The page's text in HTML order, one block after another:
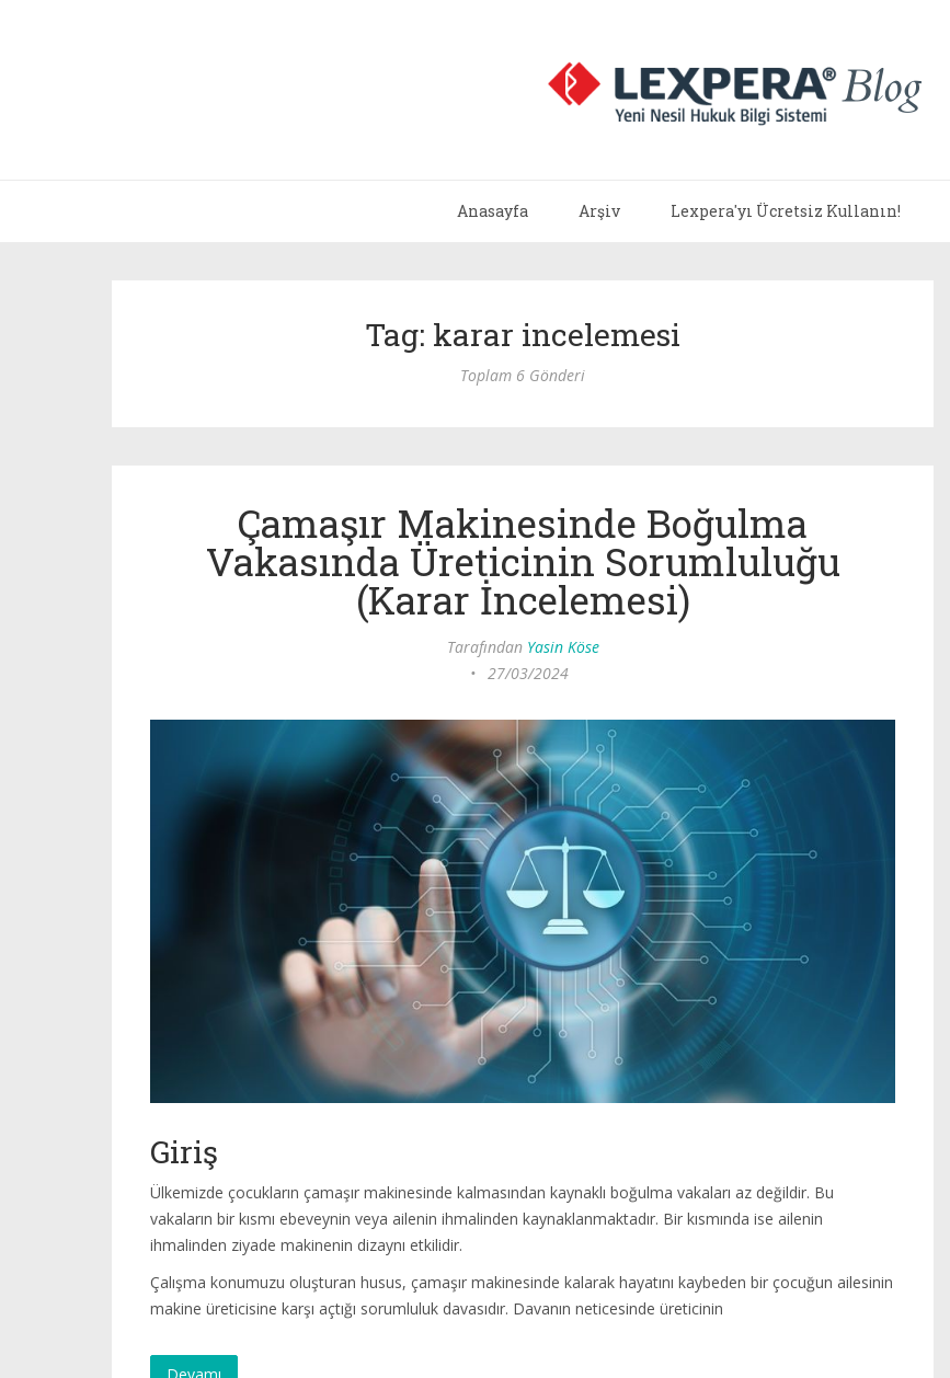
Anasayfa Arşiv Lexpera'yı Ücretsiz Kullanın!
Tag: karar incelemesi
Toplam 6 Gönderi
Çamaşır Makinesinde Boğulma
Vakasında Üreticinin Sorumluluğu
(Karar İncelemesi)
Tarafından Yasin Köse
• 27/03/2024
Giriş
Ülkemizde çocukların çamaşır makinesinde kalmasından kaynaklı boğulma vakaları az değildir. Bu
vakaların bir kısmı ebeveynin veya ailenin ihmalinden kaynaklanmaktadır. Bir kısmında ise ailenin
ihmalinden ziyade makinenin dizaynı etkilidir.
Çalışma konumuzu oluşturan husus, çamaşır makinesinde kalarak hayatını kaybeden bir çocuğun ailesinin
makine üreticisine karşı açtığı sorumluluk davasıdır. Davanın neticesinde üreticinin